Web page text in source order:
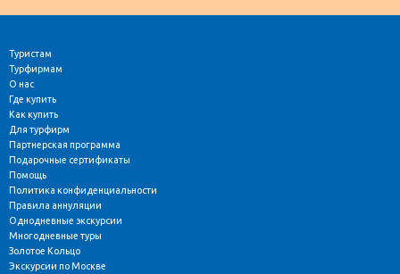
Туристам
Турфирмам
О нас
Где купить
Как купить
Для турфирм
Партнерская программа
Подарочные сертификаты
Помощь
Политика конфиденциальности
Правила аннуляции
Однодневные экскурсии
Многодневные туры
Золотое Кольцо
Экскурсии по Москве